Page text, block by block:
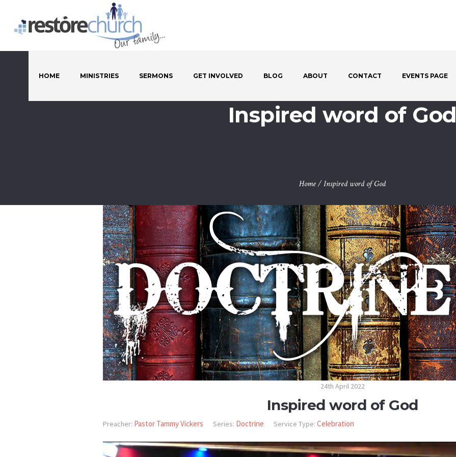
HOME MINISTRIES SERMONS GET INVOLVED BLOG ABOUT CONTACT EVENTS PAGE
Inspired word of God
Home/Inspired word of God
24th April 2022
Inspired word of God
Preacher: Pastor Tammy Vickers Series: Doctrine Service Type: Celebration